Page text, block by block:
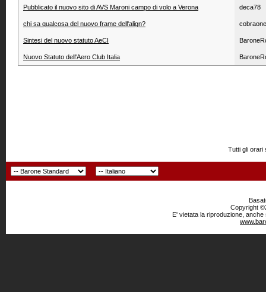
Pubblicato il nuovo sito di AVS Maroni campo di volo a Verona deca78
chi sa qualcosa del nuovo frame dell'align?
Sintesi del nuovo statuto AeCI
Nuovo Statuto dell'Aero Club Italia
Tutti gli orari
Copyright
E' vietata la riproduzione,